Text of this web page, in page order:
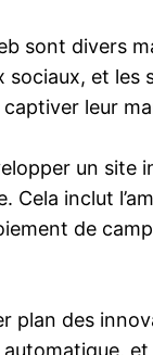
sont divers
sociaux, et
leur
un
Cela inclut
de
plan des
automatique,